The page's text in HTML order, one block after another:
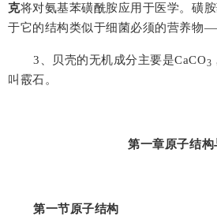
克将对氨基苯磺酰胺应用于医学。磺
于它的结构类似于细菌必须的营养物
3 、贝壳的无机成分主要是CaCO3
叫霰石。
第一章原子结
第一节原子结构